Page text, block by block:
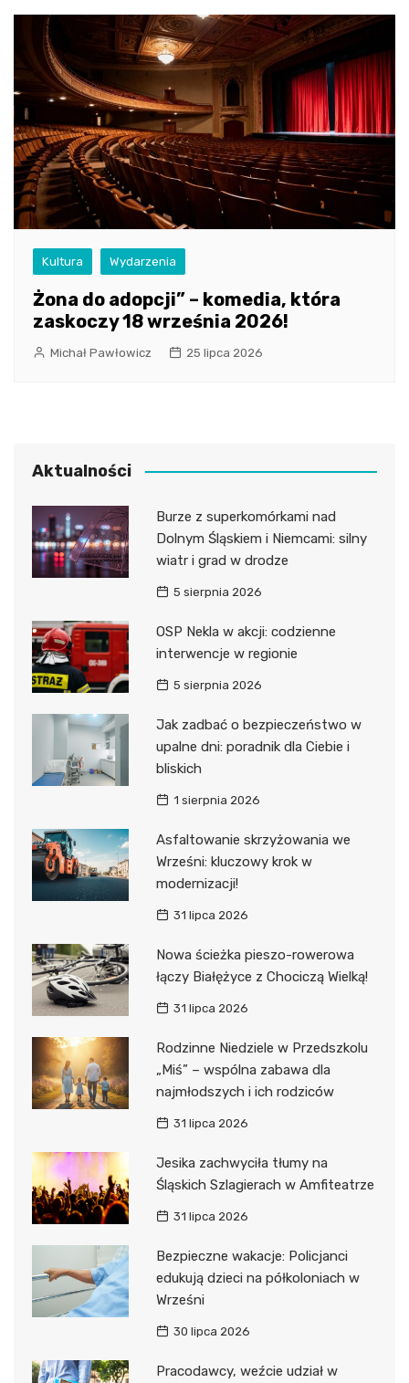
Kultura Wydarzenia
Żona do adopcji” – komedia, która
zaskoczy 18 września 2026!
Michał Pawłowicz 25 lipca 2026
Aktualności
Burze z superkomórkami nad
Dolnym Śląskiem i Niemcami: silny
wiatr i grad w drodze
5 sierpnia 2026
OSP Nekla w akcji: codzienne
interwencje w regionie
5 sierpnia 2026
Jak zadbać o bezpieczeństwo w
upalne dni: poradnik dla Ciebie i
bliskich
1 sierpnia 2026
Asfaltowanie skrzyżowania we
Wrześni: kluczowy krok w
modernizacji!
31 lipca 2026
Nowa ścieżka pieszo-rowerowa
łączy Białężyce z Chociczą Wielką!
31 lipca 2026
Rodzinne Niedziele w Przedszkolu
„Miś” – wspólna zabawa dla
najmłodszych i ich rodziców
31 lipca 2026
Jesika zachwyciła tłumy na
Śląskich Szlagierach w Amfiteatrze
31 lipca 2026
Bezpieczne wakacje: Policjanci
edukują dzieci na półkoloniach w
Wrześni
30 lipca 2026
Pracodawcy, weźcie udział w